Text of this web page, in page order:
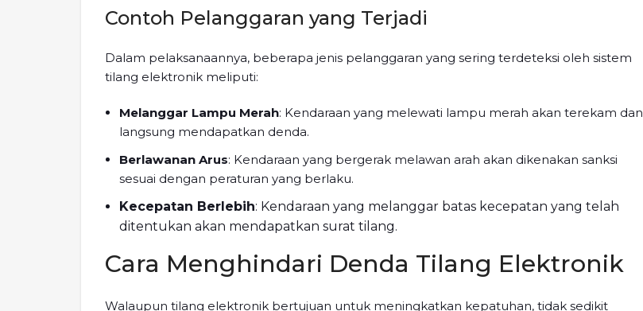
Contoh Pelanggaran yang Terjadi
Dalam pelaksanaannya, beberapa jenis pelanggaran yang sering terdeteksi oleh sistem
tilang elektronik meliputi:
Melanggar Lampu Merah: Kendaraan yang melewati lampu merah akan terekam dan
langsung mendapatkan denda.
Berlawanan Arus: Kendaraan yang bergerak melawan arah akan dikenakan sanksi
sesuai dengan peraturan yang berlaku.
Kecepatan Berlebih: Kendaraan yang melanggar batas kecepatan yang telah
ditentukan akan mendapatkan surat tilang.
Cara Menghindari Denda Tilang Elektronik
Walaupun tilang elektronik bertujuan untuk meningkatkan kepatuhan, tidak sedikit